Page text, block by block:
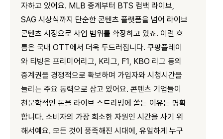
자하고 있어요. MLB 중계부터 BTS 컴백 라이브,
SAG 시상식까지 단순한 콘텐츠 플랫폼을 넘어 라이브
콘텐츠 시장으로 사업 범위를 확장하고 있죠. 이런 흐
름은 국내 OTT에서 더욱 두드러집니다. 쿠팡플레이
와 티빙은 프리미어리그, K리그, F1, KBO 리그 등의
중계권을 경쟁적으로 확보하며 가입자와 시청시간을
늘리는 주요 동력으로 삼고 있어요. 콘텐츠 기업들이
천문학적인 돈을 라이브 스트리밍에 쏟는 이유는 명확
합니다. 소비자의 가장 희소한 자원인 시간을 사기 위
해서예요. 모든 것이 풍족해진 시대에, 유일하게 누구